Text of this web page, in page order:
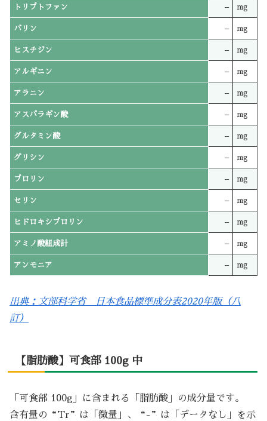
トリプトファン – mg
バリン – mg
ヒスチジン – mg
アルギニン – mg
アラニン – mg
アスパラギン酸 – mg
グルタミン酸 – mg
グリシン – mg
プロリン – mg
セリン – mg
ヒドロキシプロリン – mg
アミノ酸組成計 – mg
アンモニア – mg
出典：文部科学省 日本食品標準成分表2020年版（八
訂）
【脂肪酸】可食部 100g 中
「可食部 100g」に含まれる「脂肪酸」の成分量です。
含有量の“Tr”は「微量」、“-”は「データなし」を示